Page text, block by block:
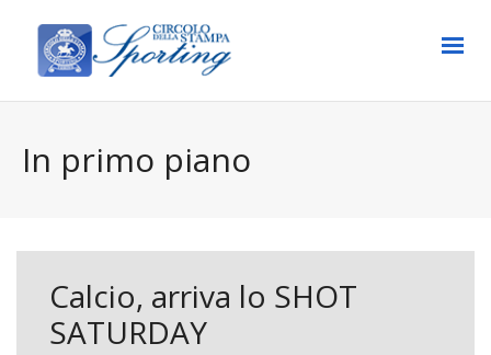
In primo piano
Calcio, arriva lo SHOT
SATURDAY